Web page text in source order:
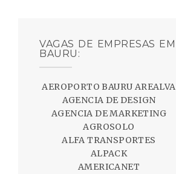
VAGAS DE EMPRESAS EM
BAURU:
AEROPORTO BAURU AREALVA
AGENCIA DE DESIGN
AGENCIA DE MARKETING
AGROSOLO
ALFA TRANSPORTES
ALPACK
AMERICANET